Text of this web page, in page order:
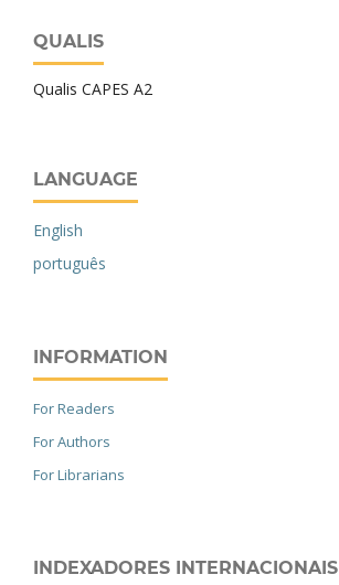
QUALIS
Qualis CAPES A2
LANGUAGE
English
português
INFORMATION
For Readers
For Authors
For Librarians
INDEXADORES INTERNACIONAIS